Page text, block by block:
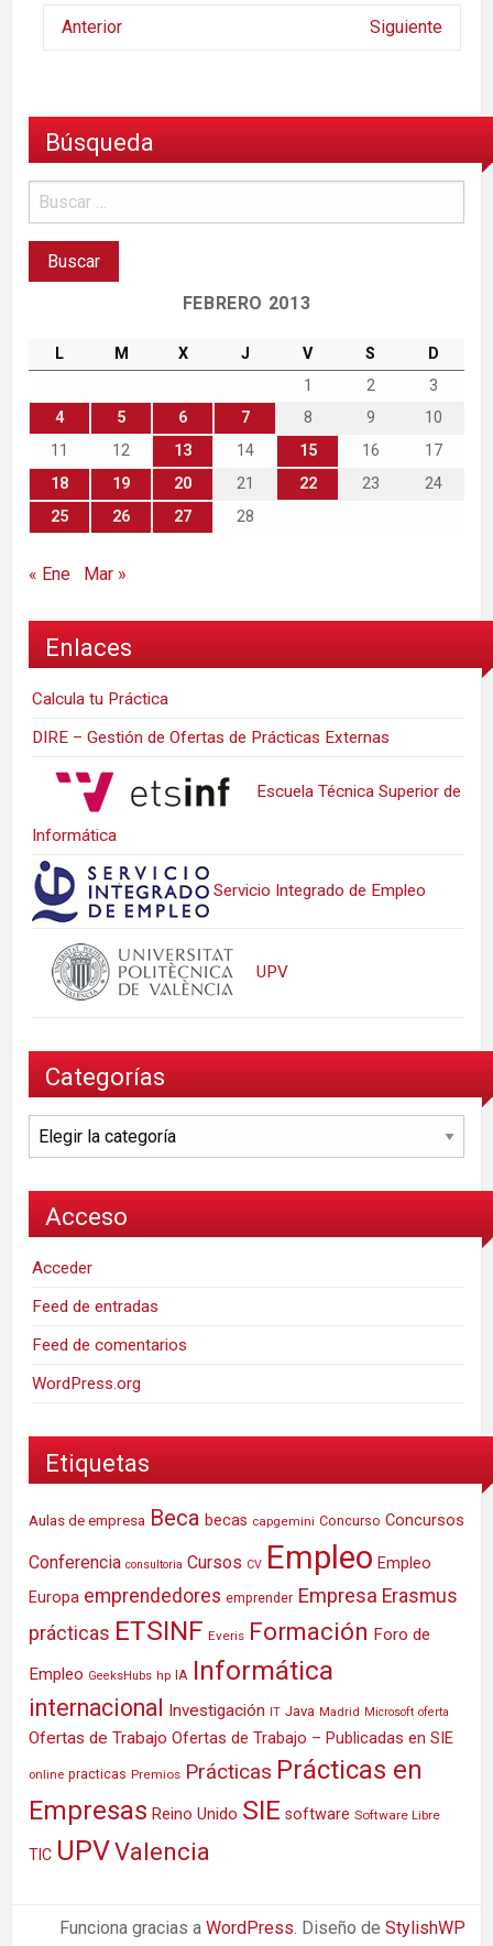
Anterior Siguiente
Búsqueda
FEBRERO 2013
L M X J V S
D
1
2
3
4
5 6 7 8 9
10
11
12 13 14 15 16
17
18
19 20 21 22 23
24
25
26 27 28
« Ene Mar »
Enlaces
Calcula tu Práctica
DIRE – Gestión de Ofertas de Prácticas Externas
Escuela Técnica Superior de
Informática
Servicio Integrado de Empleo
UPV
Categorías
Categorías
Acceso
Acceder
Feed de entradas
Feed de comentarios
WordPress.org
Etiquetas
Aulas de empresa Beca becas capgemini Concurso Concursos
Conferencia consultoria Cursos CV Empleo Empleo
Europa emprendedores emprender Empresa Erasmus
prácticas ETSINF Everis Formación Foro de
Empleo GeeksHubs hp IA Informática
internacional Investigación IT Java Madrid Microsoft oferta
Ofertas de Trabajo Ofertas de Trabajo – Publicadas en SIE
online practicas Premios Prácticas Prácticas en
Empresas Reino Unido SIE software Software Libre
TIC UPVValencia
Funciona gracias a WordPress . Diseño de StylishWP